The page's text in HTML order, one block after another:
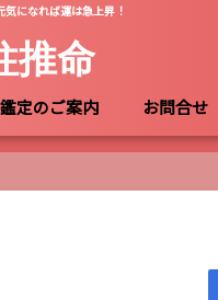
になれば運は急上昇！
推命
鑑定のご案内 お問合せ